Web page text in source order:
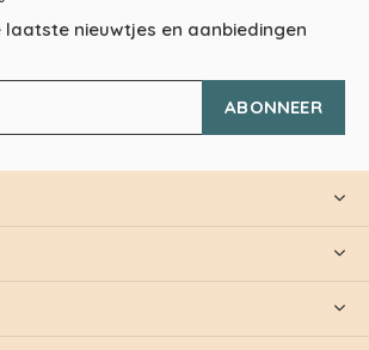
laatste nieuwtjes en aanbiedingen
ABONNEER